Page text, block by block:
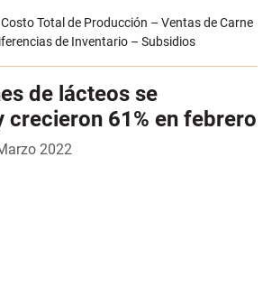
Total de Producción – Ventas de Carne
de Inventario – Subsidios
de lácteos se
crecieron 61% en febrero
2022